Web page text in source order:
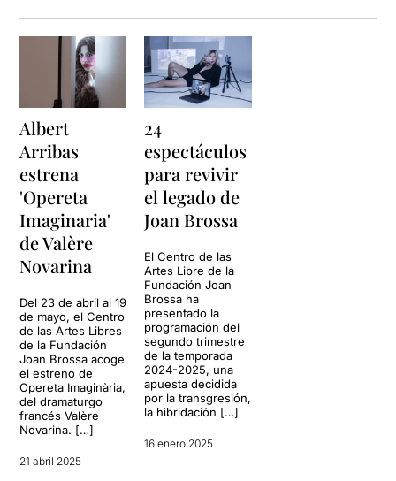
Albert
Arribas
estrena
'Opereta
Imaginaria'
de Valère
Novarina
Del 23 de abril al 19
de mayo, el Centro
de las Artes Libres
de la Fundación
Joan Brossa acoge
el estreno de
Opereta Imaginària,
del dramaturgo
francés Valère
Novarina. […]
21 abril 2025
24
espectáculos
para revivir
el legado de
Joan Brossa
El Centro de las
Artes Libre de la
Fundación Joan
Brossa ha
presentado la
programación del
segundo trimestre
de la temporada
2024-2025, una
apuesta decidida
por la transgresión,
la hibridación […]
16 enero 2025